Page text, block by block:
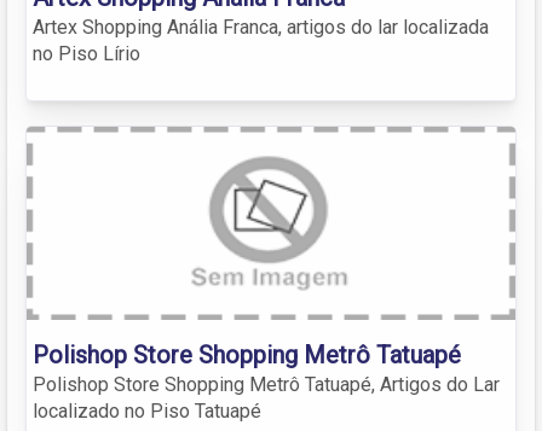
Artex Shopping Anália Franca, artigos do lar localizada
no Piso Lírio
Polishop Store Shopping Metrô Tatuapé
Polishop Store Shopping Metrô Tatuapé, Artigos do Lar
localizado no Piso Tatuapé